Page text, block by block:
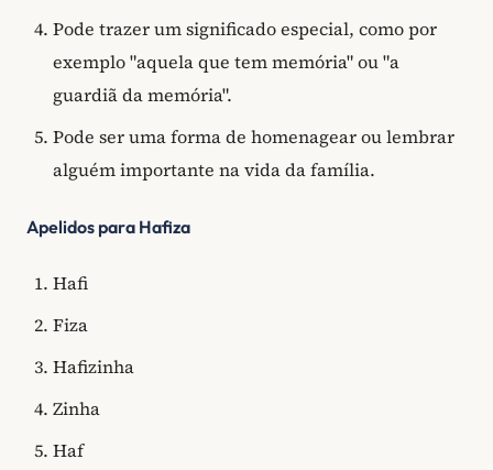
Pode trazer um significado especial, como por
exemplo "aquela que tem memória" ou "a
guardiã da memória".
Pode ser uma forma de homenagear ou lembrar
alguém importante na vida da família.
Apelidos para Hafiza
Hafi
Fiza
Hafizinha
Zinha
Haf